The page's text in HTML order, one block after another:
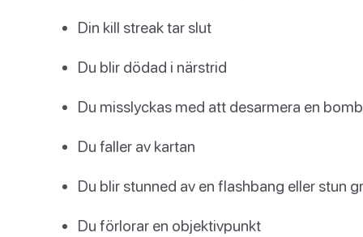
Din kill streak tar slut
Du blir dödad i närstrid
Du misslyckas med att desarmera en
Du faller av kartan
Du blir stunned av en flashbang eller stun
Du förlorar en objektivpunkt